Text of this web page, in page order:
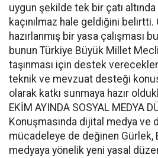
uygun şekilde tek bir çatı altında
kaçınılmaz hale geldiğini belirtti.
hazırlanmış bir yasa çalışması
bunun Türkiye Büyük Millet
taşınması için destek
teknik ve mevzuat desteği
olarak katkı sunmaya hazır
EKİM AYINDA SOSYAL MEDYA
Konuşmasında dijital medya ve
mücadeleye de değinen Gürlek,
medyaya yönelik yeni yasal